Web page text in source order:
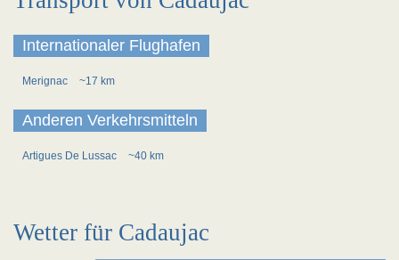
Internationaler Flughafen
Merignac ~17 km
Anderen Verkehrsmitteln
Artigues De Lussac ~40 km
Wetter für Cadaujac